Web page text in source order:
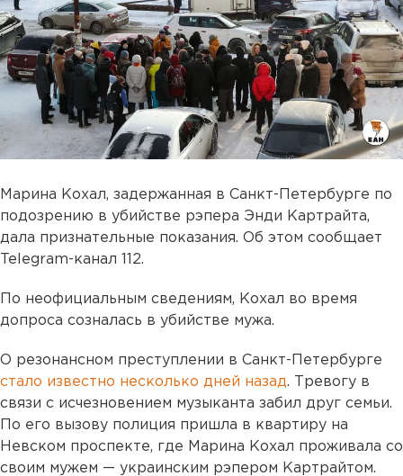
Марина Кохал, задержанная в Санкт-Петербурге по
подозрению в убийстве рэпера Энди Картрайта,
дала признательные показания. Об этом сообщает
Telegram-канал 112.
По неофициальным сведениям, Кохал во время
допроса созналась в убийстве мужа.
О резонансном преступлении в Санкт-Петербурге
стало известно несколько дней назад. Тревогу в
связи с исчезновением музыканта забил друг семьи.
По его вызову полиция пришла в квартиру на
Невском проспекте, где Марина Кохал проживала со
своим мужем — украинским рэпером Картрайтом.